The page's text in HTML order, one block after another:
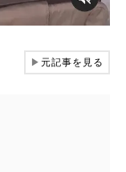
▶元記事を見る